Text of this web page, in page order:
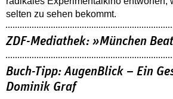
selten zu sehen bekommt.
ZDF-Mediathek: »München
Buch-Tipp: AugenBlick – Ein
Dominik Graf